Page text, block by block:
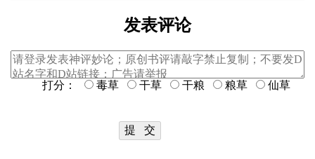
发表评论
打分： 毒草 干草 干粮 粮草 仙草